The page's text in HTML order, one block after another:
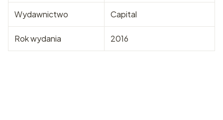
Wydawnictwo Capital
Rok wydania 2016